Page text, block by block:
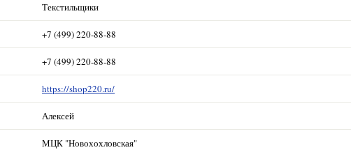
Текстильщики
+7 (499) 220-88-88
+7 (499) 220-88-88
https://shop220.ru/
Алексей
МЦК "Новохохловская"